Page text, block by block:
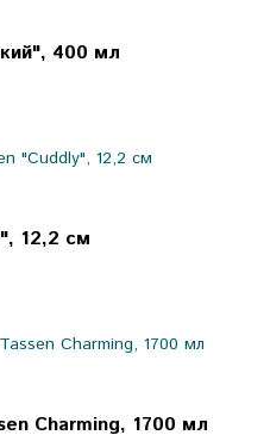
400 мл
12,2 см
Charming, 1700 мл